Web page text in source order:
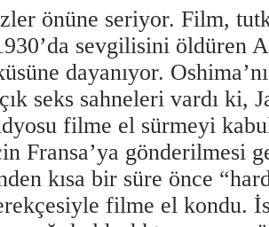
önüne seriyor. Film,
sevgilisini öldüren
dayanıyor.
seks sahneleri vardı ki,
filme el sürmeyi
Fransa’ya gönderilmesi
kısa bir süre önce
filme el kondu.